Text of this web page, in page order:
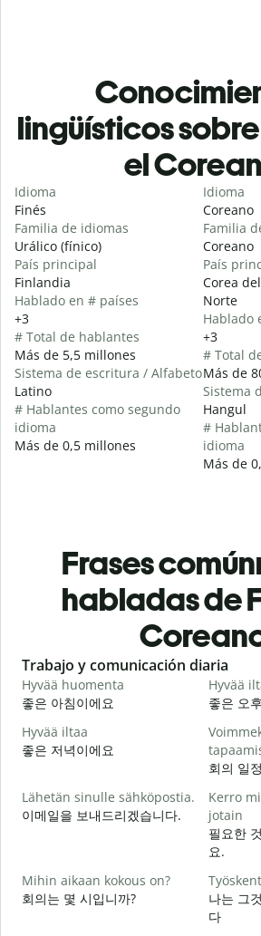
lingüísticos
el
Idioma
Finés
Familia de idiomas
Urálico (fínico)
País principal
Finlandia
Hablado en # países
+3
# Total de hablantes
Más de 5,5 millones
Sistema de escritura / Alfabeto
Latino
# Hablantes como segundo
idioma
Más de 0,5 millones
Idioma
Coreano
Familia
Coreano
País
Corea
Norte
Hablado
+3
# Total
Más de
Sistema
Hangul
#
idioma
Más de
Frases
habladas de
Slide 1 of 6
Trabajo y comunicación diaria
Hyvää huomenta
좋은 아침이에요
Hyvää
좋은 오
Hyvää iltaa
좋은 저녁이에요
회의 일
Lähetän sinulle sähköpostia.
이메일을 보내드리겠습니다.
Kerro
jotain
필요한
요.
Mihin aikaan kokous on?
회의는 몇 시입니까?
나는 그
다